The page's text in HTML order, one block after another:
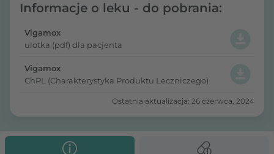
Informacje o leku - do pobrania:
Vigamox
ulotka (pdf) dla pacjenta
Vigamox
ChPL (Charakterystyka Produktu Leczniczego)
Ostatnia aktualizacja: 26 czerwca, 2024